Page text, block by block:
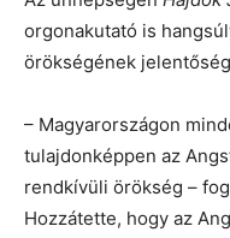
orgonakutató is
örökségének
– Magyarországon
tulajdonképpen az
rendkívüli örökség –
Hozzátette, hogy az